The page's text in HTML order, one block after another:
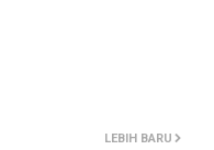
LEBIH BARU